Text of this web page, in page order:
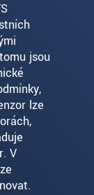
jsou
lze
V